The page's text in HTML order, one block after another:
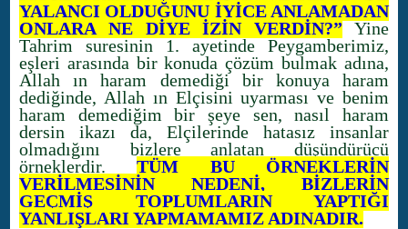
YALANCI OLDUĞUNU İYİCE ANLAMADAN
ONLARA NE DİYE İZİN VERDİN?” Yine
Tahrim suresinin 1. ayetinde Peygamberimiz,
eşleri arasında bir konuda çözüm bulmak adına,
Allah ın haram demediği bir konuya haram
dediğinde, Allah ın Elçisini uyarması ve benim
haram demediğim bir şeye sen, nasıl haram
dersin ikazı da, Elçilerinde hatasız insanlar
olmadığını bizlere anlatan düşündürücü
örneklerdir.TÜM BU ÖRNEKLERİN
VERİLMESİNİN NEDENİ, BİZLERİN
GEÇMİŞ TOPLUMLARIN YAPTIĞI
YANLIŞLARI YAPMAMAMIZ ADINADIR.